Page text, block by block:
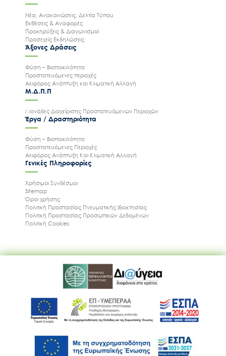
Ακολουθήστε μας
Νέα, Ανακοινώσεις, Δελτία Τύπου
Εκθέσεις & Αναφορές
Προκηρύξεις & Διαγωνισμοί
Προσεχείς Εκδηλώσεις
Άξονες Δράσεις
Φύση – Βιοποικιλότητα
Προστατευόμενες περιοχές
Αειφόρος Ανάπτυξη και Κλιματική Αλλαγή
Μ.Δ.Π.Π
Μονάδες Διαχείρισης Προστατευόμενων Περιοχών
Έργα / Δραστηριότητα
Φύση – Βιοποικιλότητα
Προστατευόμενες Περιοχές
Αειφόρος Ανάπτυξη Και Κλιματική Αλλαγή
Γενικές Πληροφορίες
Χρήσιμοι Συνδέσμοι
Sitemap
Όροι χρήσης
Πολιτική Προστασίας Πνευματικής Ιδιοκτησίας
Πολιτική Προστασίας Προσωπικών Δεδομένων
Πολιτική Cookies